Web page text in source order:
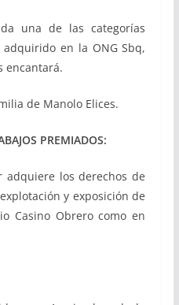
una de las categorías
en la ONG Sbq,
encantará.
de Manolo Elices.
PREMIADOS:
adquiere los derechos de
y exposición de
Casino Obrero como en